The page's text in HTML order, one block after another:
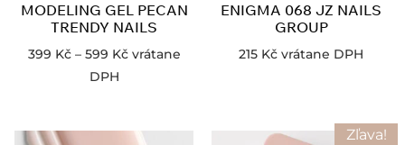
MODELING GEL PECAN
TRENDY NAILS
399 Kč – 599 Kč vrátane
DPH
ENIGMA 068 JZ NAILS
GROUP
215 Kč vrátane DPH
Zľava!